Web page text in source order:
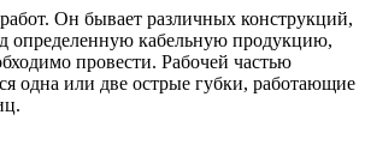
Он бывает различных конструкций,
определенную кабельную продукцию,
провести. Рабочей частью
одна или две острые губки, работающие